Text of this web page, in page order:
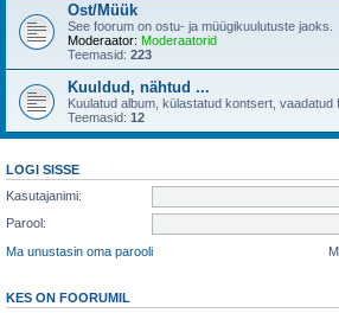
Ost/Müük
See foorum on ostu- ja müügikuulutuste jaoks.
Moderaator: Moderaatorid
Teemasid: 223
Kuuldud, nähtud ...
Kuulatud album, külastatud kontsert, vaadatud
Teemasid: 12
LOGI SISSE
Kasutajanimi:
Parool:
Ma unustasin oma parooli
KES ON FOORUMIL